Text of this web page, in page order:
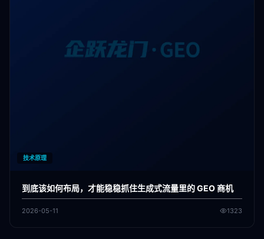
技术原理
到底该如何布局，才能稳稳抓住生成式流量里的 GEO 商机
2026-05-11 1323